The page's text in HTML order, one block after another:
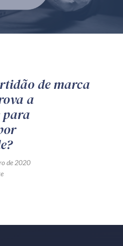
e serviços
por Escrito
Zênite
Online
presenciais
Company
de marca
a
para
de 2020